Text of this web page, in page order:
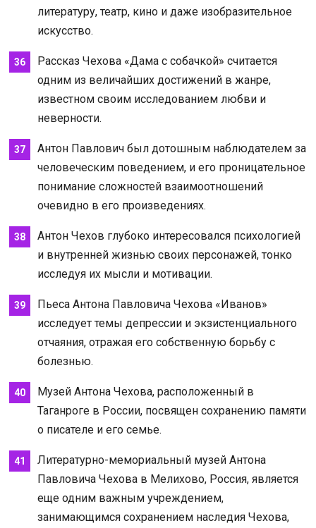
литературу, театр, кино и даже изобразительное
искусство.
Рассказ Чехова «Дама с собачкой» считается
одним из величайших достижений в жанре,
известном своим исследованием любви и
неверности.
Антон Павлович был дотошным наблюдателем за
человеческим поведением, и его проницательное
понимание сложностей взаимоотношений
очевидно в его произведениях.
Антон Чехов глубоко интересовался психологией
и внутренней жизнью своих персонажей, тонко
исследуя их мысли и мотивации.
Пьеса Антона Павловича Чехова «Иванов»
исследует темы депрессии и экзистенциального
отчаяния, отражая его собственную борьбу с
болезнью.
Музей Антона Чехова, расположенный в
Таганроге в России, посвящен сохранению памяти
о писателе и его семье.
Литературно-мемориальный музей Антона
Павловича Чехова в Мелихово, Россия, является
еще одним важным учреждением,
занимающимся сохранением наследия Чехова,